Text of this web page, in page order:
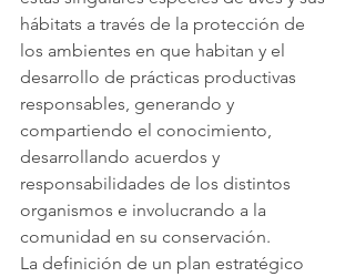
hábitats a través de la protección de
los ambientes en que habitan y el
desarrollo de prácticas productivas
responsables, generando y
compartiendo el conocimiento,
desarrollando acuerdos y
responsabilidades de los distintos
organismos e involucrando a la
comunidad en su conservación.
La definición de un plan estratégico